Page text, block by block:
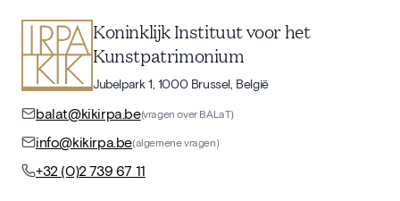
Koninklijk Instituut voor het
Kunstpatrimonium
Jubelpark 1, 1000 Brussel, België
balat@kikirpa.be(vragen over BALaT)
info@kikirpa.be(algemene vragen)
+32 (0)2 739 67 11